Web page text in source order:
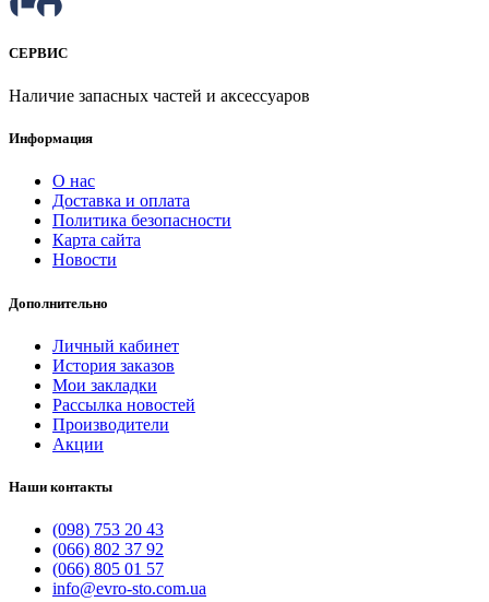
СЕРВИС
Наличие запасных частей и аксессуаров
Информация
О нас
Доставка и оплата
Политика безопасности
Карта сайта
Новости
Дополнительно
Личный кабинет
История заказов
Мои закладки
Рассылка новостей
Производители
Акции
Наши контакты
(098) 753 20 43
(066) 802 37 92
(066) 805 01 57
info@evro-sto.com.ua